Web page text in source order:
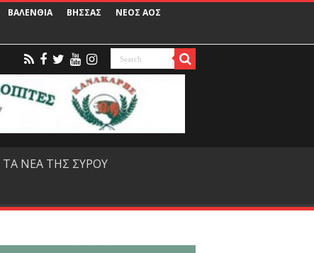
ΒΑΛΕΝΘΙΑ ΒΗΣΣΑΣ
ΝΕΟΣ ΑΟΣ
ΤΑ ΝΕΑ ΤΗΣ ΣΥΡΟΥ